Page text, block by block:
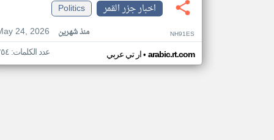
اخبار جزر القمر
Politics
24, 2026
منذ شهرين NH91ES
ار تي عربي• arabic.rt.com عدد الكلمات: ٢٥٤